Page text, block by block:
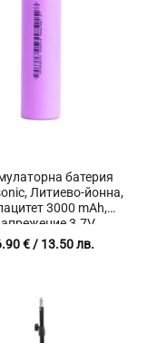
батерия
Литиево-йонна,
3000 mAh,
3.7V,
батерия за
нивелир Hilda G36
€/ 13.50 лв.